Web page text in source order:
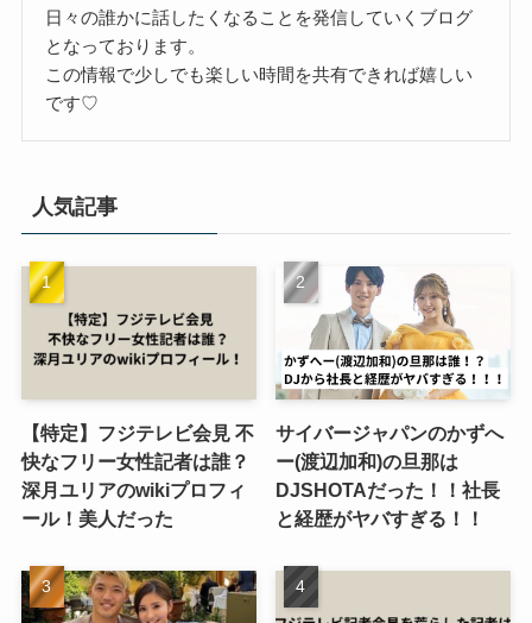
日々の誰かに話したくなることを発信していくブログ
となっております。
この情報で少しでも楽しい時間を共有できれば嬉しい
です♡
人気記事
【特定】フジテレビ会見 不
快なフリー女性記者は誰？
深月ユリアのwikiプロフィ
ール！美人だった
サイバージャパンのかずへ
ー(渡辺加和)の旦那は
DJSHOTAだった！！社長
と経歴がヤバすぎる！！